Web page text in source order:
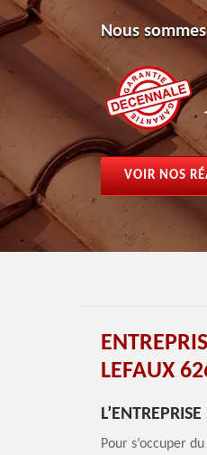
Nous
VOIR NOS
LEFAUX
Pour s’occuper